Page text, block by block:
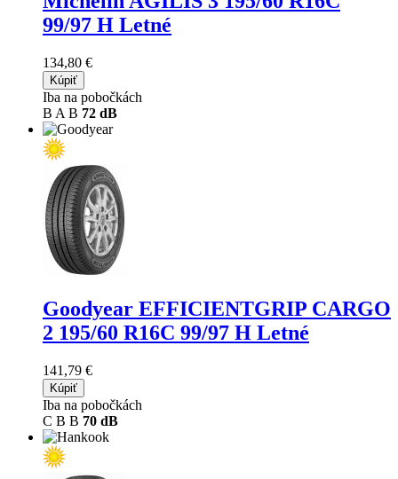
99/97 H Letné
134,80 €
Kúpiť
Iba na pobočkách
B A B 72 dB
Goodyear EFFICIENTGRIP CARGO
2 195/60 R16C 99/97 H Letné
141,79 €
Kúpiť
Iba na pobočkách
C B B 70 dB